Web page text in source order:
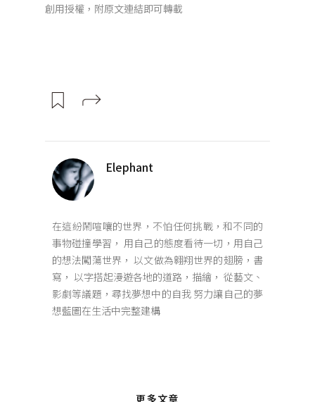
創用授權，附原文連結即可轉載
Elephant
在這紛鬧喧嚷的世界，不怕任何挑戰，和不同的
事物碰撞學習， 用自己的態度看待一切，用自己
的想法闖蕩世界， 以文做為翱翔世界的翅膀，書
寫， 以字搭起漫遊各地的道路，描繪， 從藝文、
影劇等議題，尋找夢想中的自我 努力讓自己的夢
想藍圖在生活中完整建構
更多文章